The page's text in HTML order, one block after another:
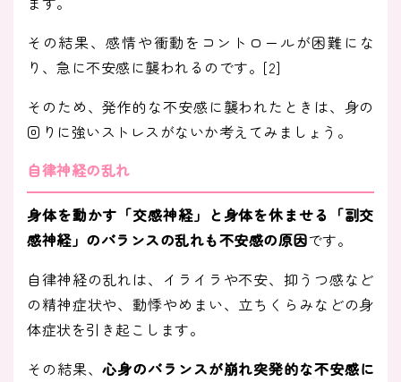
その結果、感情や衝動をコントロールが困難にな
り、急に不安感に襲われるのです。[2]
そのため、発作的な不安感に襲われたときは、身の
回りに強いストレスがないか考えてみましょう。
自律神経の乱れ
身体を動かす「交感神経」と身体を休ませる「副交
感神経」のバランスの乱れも不安感の原因です。
自律神経の乱れは、イライラや不安、抑うつ感など
の精神症状や、動悸やめまい、立ちくらみなどの身
体症状を引き起こします。
その結果、心身のバランスが崩れ突発的な不安感に